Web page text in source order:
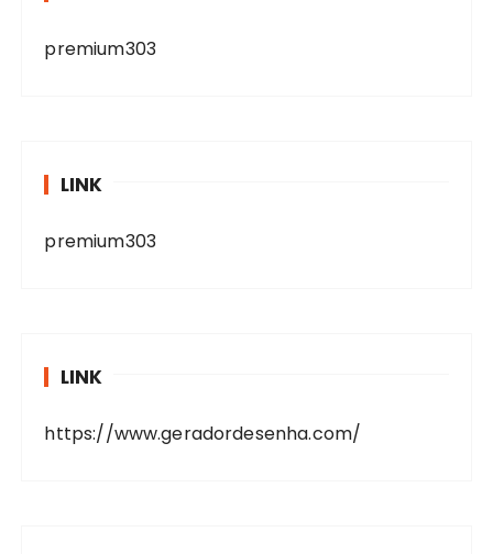
premium303
LINK
premium303
LINK
https://www.geradordesenha.com/